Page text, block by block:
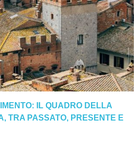
IL QUADRO DELLA
TRA PASSATO, PRESENTE E